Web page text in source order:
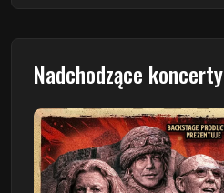
Nadchodzące koncerty